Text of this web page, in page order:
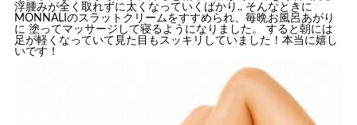
浮腫みが全く取れずに太くなっていくばかり.. そんなときに
MONNALIのスラットクリームをすすめられ、毎晩お風呂あがり
に 塗ってマッサージして寝るようになりました。 すると朝には
足が軽くなっていて見た目もスッキリしていました！本当に嬉し
いです！